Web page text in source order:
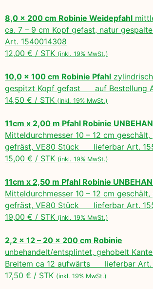
8,0 x 200 cm Robinie Weidepfahl
ca. 7 – 9 cm Kopf gefast, natur
Art. 1540014308
12,00 € / STK (inkl. 19% MwSt.)
10,0 x 100 cm Robinie Pfahl
gespitzt Kopf gefast auf Bestellung
14,50 € / STK (inkl. 19% MwSt.)
11cm x 2,00 m Pfahl Robinie
Mitteldurchmesser 10 – 12 cm
gefräst, VE80 Stück lieferbar Art.
15,00 € / STK (inkl. 19% MwSt.)
11cm x 2,50 m Pfahl Robinie
Mitteldurchmesser 10 – 12 cm
gefräst, VE80 Stück lieferbar Art.
19,00 € / STK (inkl. 19% MwSt.)
2,2 x 12 – 20 x 200 cm Robinie
unbehandelt/entsplintet, gehobelt
Breitem ca 12 aufwärts lieferbar Art.
17,50 € / STK (inkl. 19% MwSt.)